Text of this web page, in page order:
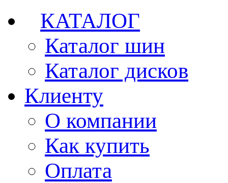
КАТАЛОГ
Каталог шин
Каталог дисков
Клиенту
О компании
Как купить
Оплата